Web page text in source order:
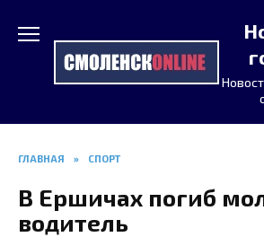
содержанию
ГЛАВНАЯ » СПОРТ
В Ершичах погиб
водитель